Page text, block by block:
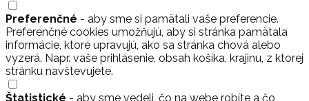
Preferenčné - aby sme si pamätali vaše preferencie.
Preferenčné cookies umožňujú, aby si stránka pamätala
informácie, ktoré upravujú, ako sa stránka chová alebo
vyzerá. Napr. vaše prihlásenie, obsah košíka, krajinu, z ktorej
stránku navštevujete.
Štatistické - aby sme vedeli, čo na webe robíte a čo